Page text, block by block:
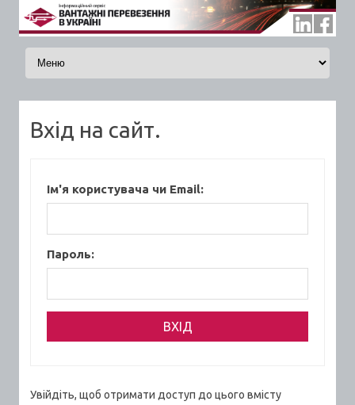
Skip to content
Вхід на сайт.
Ім'я користувача чи Email:
Пароль:
Увійдіть, щоб отримати доступ до цього вмісту